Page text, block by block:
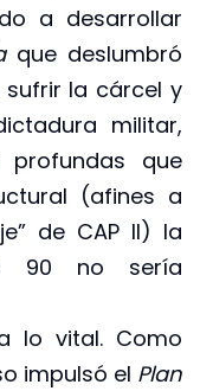
a desarrollar
que deslumbró
la cárcel y
militar,
profundas que
(afines a
de CAP II) la
90 no sería
lo vital. Como
impulsó el Plan